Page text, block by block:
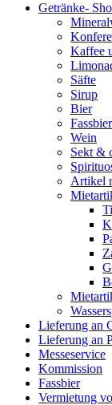
Getränke-
Kaffee
Säfte
Sirup
Bier
Fassbier
Wein
Sekt &
Artikel
Lieferung an
Lieferung an
Messeservice
Kommission
Fassbier
Vermietung